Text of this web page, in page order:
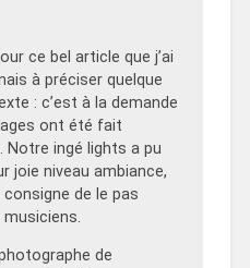
ce bel article que j’ai
à préciser quelque
: c’est à la demande
ont été fait
Notre ingé lights a pu
joie niveau ambiance,
de le pas
de